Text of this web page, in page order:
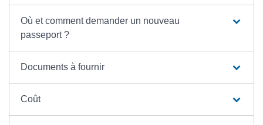
Où et comment demander un nouveau
passeport ?
Documents à fournir
Coût